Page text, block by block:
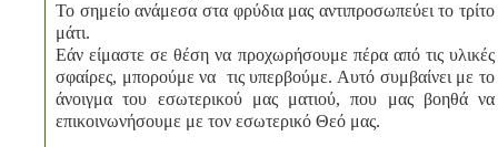
Το σημείο ανάμεσα στα φρύδια μας αντιπροσωπεύει το τρίτο
μάτι.
Εάν είμαστε σε θέση να προχωρήσουμε πέρα από τις υλικές
σφαίρες, μπορούμε να τις υπερβούμε. Αυτό συμβαίνει με το
άνοιγμα του εσωτερικού μας ματιού, που μας βοηθά να
επικοινωνήσουμε με τον εσωτερικό Θεό μας.